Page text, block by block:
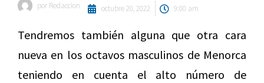
por Redaccion octubre 20, 2022 9:00 am
Tendremos también alguna que otra cara
nueva en los octavos masculinos de Menorca
teniendo en cuenta el alto número de